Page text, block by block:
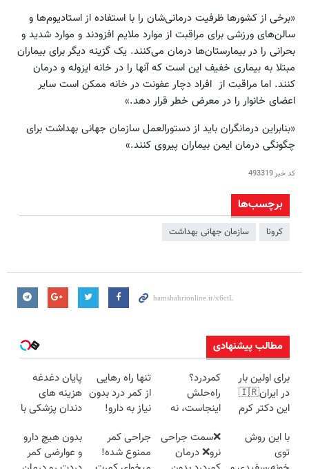
«برخی از کشورها ظرفیت درمانی‌شان را با استفاده از استادیوم‌ها و
سالن‌های ورزشی برای مراقبت از موارد ملایم افزودند و موارد شدید و
بحرانی را در بیمارستان‌ها درمان می‌کنند. یک گزینه دیگر برای بیماران
مبتلا به بیماری خفیف این است که آنها را در خانه ایزوله و درمان
کنند. اما مراقبت از افراد دچار عفونت در خانه ممکن است سایر
اعضای خانوار را در معرض خطر قرار دهد.»
«بنابراین درمانگران باید از دستورالعمل سازمان جهانی بهداشت برای
چگونگی درمان ایمن بیماران پیروی کنند.»
کد خبر493319
برچسب‌ها
کرونا سازمان جهانی بهداشت
مطالب پیشنهادی
برای اولین بار
در ایران🇮🇷
این دکتر کرم
روزه ساخت!
کمردرد؟
راه‌حلش
اینجاست، نه
تنها راه رهایی
از کمر درد بدون
نیاز به دارو!
پایان دغدغه
هزینه های
دندان پزشکی با
کننده خانگی
با این روش
توی
❌سمت جراحی
نرو❌ درمان
جراحی کمر
ممنوع شده!
بدون هیچ دارو
و عوارضی کمر